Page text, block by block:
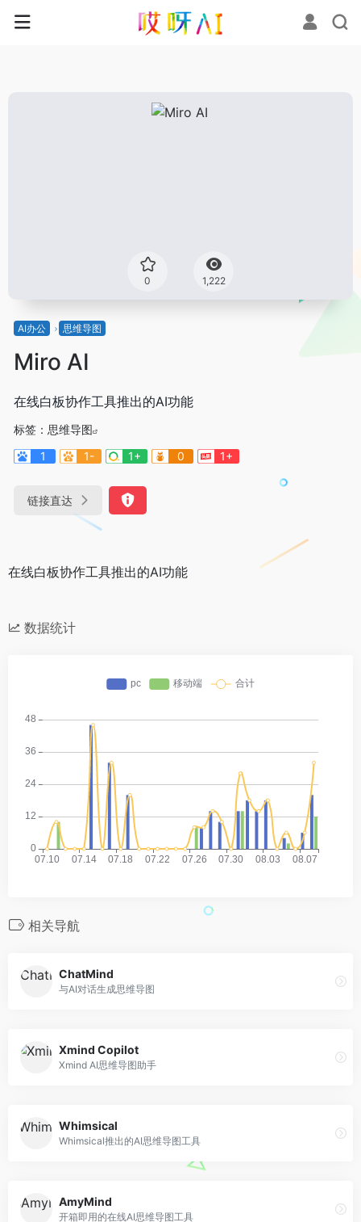
0 1,222
AI办公 思维导图
Miro AI
在线白板协作工具推出的AI功能
标签： 思维导图
1
1- 1+ 0 1+
链接直达
在线白板协作工具推出的AI功能
数据统计
相关导航
ChatMind
与AI对话生成思维导图
Xmind Copilot
Xmind AI思维导图助手
Whimsical
Whimsical推出的AI思维导图工具
AmyMind
开箱即用的在线AI思维导图工具